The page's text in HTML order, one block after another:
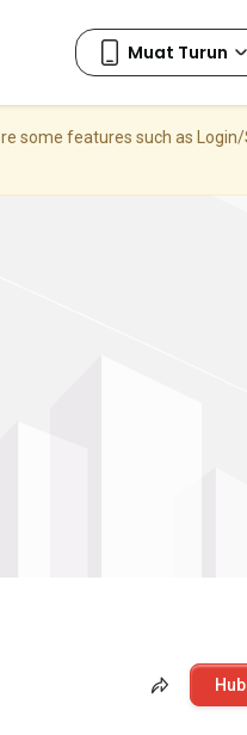
some features such as Login/